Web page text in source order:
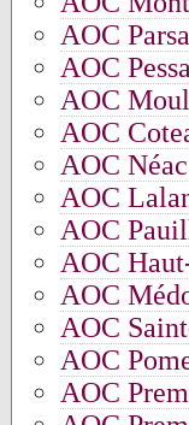
AOC
AOC
AOC
AOC
AOC Néac
AOC
AOC
AOC
AOC
AOC
AOC
AOC